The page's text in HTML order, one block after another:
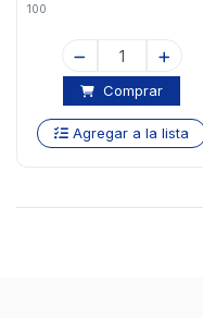
100
Comprar
Agregar a la lista